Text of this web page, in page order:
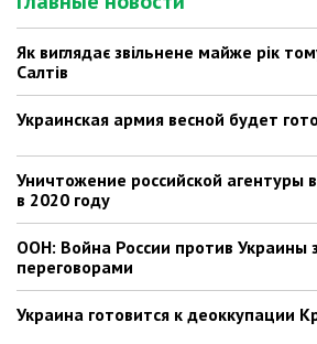
Як виглядає звільнене майже рік
Салтів
Украинская армия весной будет
Уничтожение российской агентуры
в 2020 году
ООН: Война России против Украины
переговорами
Украина готовится к деоккупации